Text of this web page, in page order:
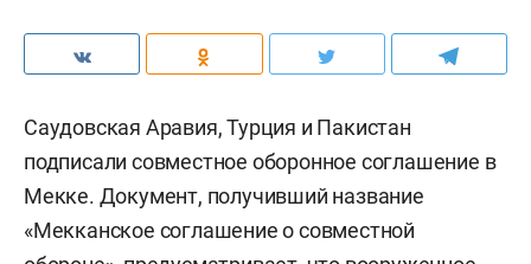
Саудовская Аравия, Турция и Пакистан
подписали совместное оборонное соглашение в
Мекке. Документ, получивший название
«Мекканское соглашение о совместной